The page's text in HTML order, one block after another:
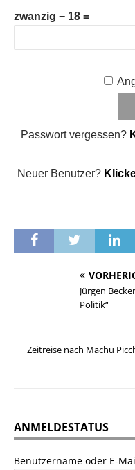
zwanzig − 18 =
Passwort vergessen?
Neuer Benutzer?
Jürgen
Politik“
Zeitreise nach Machu
ANMELDESTATUS
Benutzername oder E-